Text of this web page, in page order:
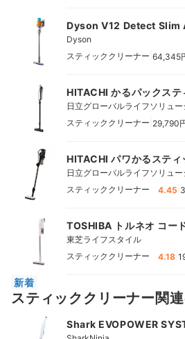
Dyson V12 Detect Slim
Dyson
スティッククリーナー 64,345
HITACHI かるパックステ
日立グローバルライフソリュ
スティッククリーナー 29,790
HITACHI パワかるスティ
日立グローバルライフソリュ
スティッククリーナー
4.45
TOSHIBA トルネオ コー
東芝ライフスタイル
スティッククリーナー
4.18
新着
スティッククリーナー関
Shark EVOPOWER
スティッククリーナー